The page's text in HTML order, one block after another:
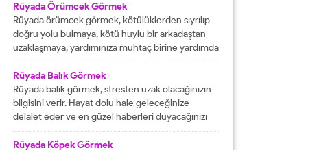
Rüyada Örümcek Görmek
Rüyada örümcek görmek, kötülüklerden sıyrılıp
doğru yolu bulmaya, kötü huylu bir arkadaştan
uzaklaşmaya, yardımınıza muhtaç birine yardımda
bulunmaya işarettir. Rüyada örümcekler görmek
yani çok sayıda örümcekler görülmesi kısa
zamanda haneye gelecek bolluk ve berekete,
aile içinden birine gelecek paraya tabir edilir.
Rüyada evde örümcek görmek, düşmanı
tarafından kötülüğe uğramaya, sıkıntılar içine...
Rüyada Balık Görmek
Rüyada balık görmek, stresten uzak olacağınızın
bilgisini verir. Hayat dolu hale geleceğinize
delalet eder ve en güzel haberleri duyacağınızı
göstermektedir. Büyük bir mutluluğa
ulaşacağınıza delalet eder ve kısmetlerinizin
Rüyada Köpek Görmek